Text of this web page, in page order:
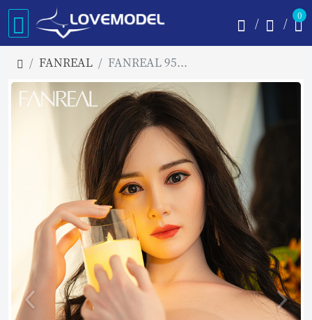
0
FANREAL FANREAL 95cm Gカップ Ling フルシリコン製ラブドール